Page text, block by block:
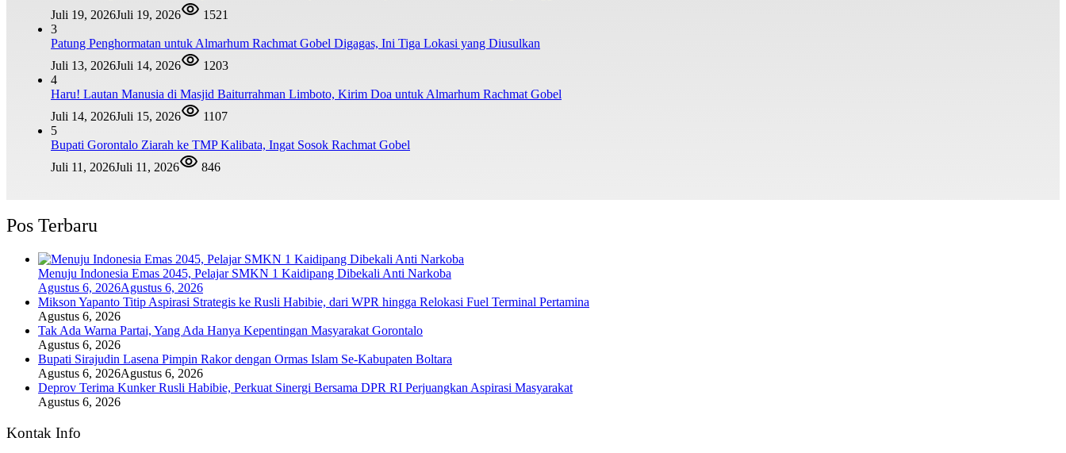
Juli 19, 2026Juli 19, 2026
1521
3
Patung Penghormatan untuk Almarhum Rachmat Gobel Digagas, Ini Tiga Lokasi yang Diusulkan
Juli 13, 2026Juli 14, 2026
1203
4
Haru! Lautan Manusia di Masjid Baiturrahman Limboto, Kirim Doa untuk Almarhum Rachmat Gobel
Juli 14, 2026Juli 15, 2026
1107
5
Bupati Gorontalo Ziarah ke TMP Kalibata, Ingat Sosok Rachmat Gobel
Juli 11, 2026Juli 11, 2026 846
Pos Terbaru
Menuju Indonesia Emas 2045, Pelajar SMKN 1 Kaidipang Dibekali Anti Narkoba
Agustus 6, 2026Agustus 6, 2026
Mikson Yapanto Titip Aspirasi Strategis ke Rusli Habibie, dari WPR hingga Relokasi Fuel Terminal Pertamina
Agustus 6, 2026
Tak Ada Warna Partai, Yang Ada Hanya Kepentingan Masyarakat Gorontalo
Agustus 6, 2026
Bupati Sirajudin Lasena Pimpin Rakor dengan Ormas Islam Se-Kabupaten Boltara
Agustus 6, 2026Agustus 6, 2026
Deprov Terima Kunker Rusli Habibie, Perkuat Sinergi Bersama DPR RI Perjuangkan Aspirasi Masyarakat
Agustus 6, 2026
Kontak Info